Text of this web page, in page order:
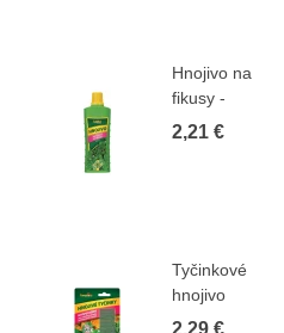
Hnojivo na
fikusy -
Kvapka -
2,21 €
Tyčinkové
hnojivo
Forestina
2,29 €